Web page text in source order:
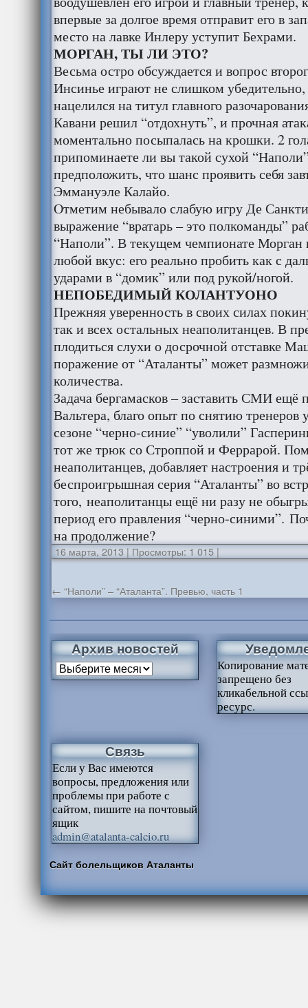
впервые за долгое время отправит его в
место на лавке Инлеру уступит Бехрами.
МОРГАН, ТЫ ЛИ ЭТО?
Весьма остро обсуждается и вопрос
Инсинье играют не слишком убедительно,
нацелился на титул главного
Кавани решил “отдохнуть”, и прочная
моментально посыпалась на крошки. 2
припоминаете ли вы такой сухой
предположить, что шанс проявить себя
Эммануэле Калайо.
Отметим небывало слабую игру Де
выражение “вратарь – это полкоманды”
“Наполи”. В текущем чемпионате Морган
любой вкус: его реально пробить как с
ударами в “домик” или под рукой/ногой.
НЕПОБЕДИМЫЙ КОЛАНТУОНО
Прежняя уверенность в своих силах
так и всех остальных неаполитанцев. В
плодиться слухи о досрочной отставке
поражение от “Аталанты” может
количества.
Задача бергамасков – заставить СМИ ещё
Вальтера, благо опыт по снятию тренеров
сезоне “черно-синие” “уволили”
тот же трюк со Строппой и Феррарой.
неаполитанцев, добавляет настроения и
беспроигрышная серия “Аталанты” во
того, неаполитанцы ещё ни разу не
период его правления “черно-синими”.
на продолжение?
16 марта, 2013 | Просмотры: 1 015|
← “Наполи” – “Аталанта”. Превью, часть 1
Архив новостей
Копирование
запрещено без
кликабельной
ресурс.
Связь
Если у Вас имеются
вопросы, предложения или
проблемы при работе с
сайтом, пишите на почтовый
ящик
admin@atalanta-calcio.ru
Сайт болельщиков Аталанты